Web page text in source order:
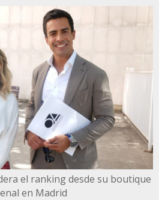
el ranking desde su boutique
en Madrid